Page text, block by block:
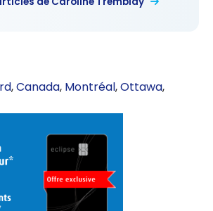
,Canada, Montréal,Ottawa,